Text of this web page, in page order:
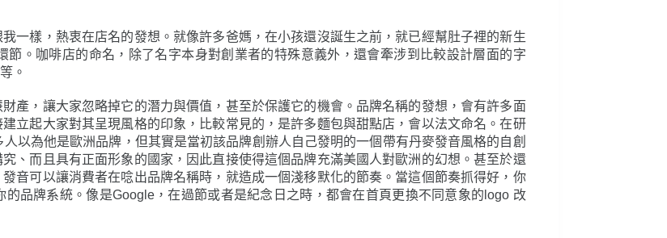
一樣，熱衷在店名的發想。就像許多爸媽，在小孩還沒誕生之前，就已經幫肚子裡的新生
。咖啡店的命名，除了名字本身對創業者的特殊意義外，還會牽涉到比較設計層面的字
。
產，讓大家忽略掉它的潛力與價值，甚至於保護它的機會。品牌名稱的發想，會有許多面
立起大家對其呈現風格的印象，比較常見的，是許多麵包與甜點店，會以法文命名。在研
以為他是歐洲品牌，但其實是當初該品牌創辦人自己發明的一個帶有丹麥發音風格的自創
、而且具有正面形象的國家，因此直接使得這個品牌充滿美國人對歐洲的幻想。甚至於還
音可以讓消費者在唸出品牌名稱時，就造成一個淺移默化的節奏。當這個節奏抓得好，你
品牌系統。像是Google，在過節或者是紀念日之時，都會在首頁更換不同意象的logo 改